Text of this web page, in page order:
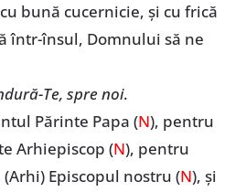
bună cucernicie, și cu frică
într-însul, Domnului să ne
Te, spre noi.
Părinte Papa (N), pentru
Arhiepiscop (N), pentru
Episcopul nostru (N), și